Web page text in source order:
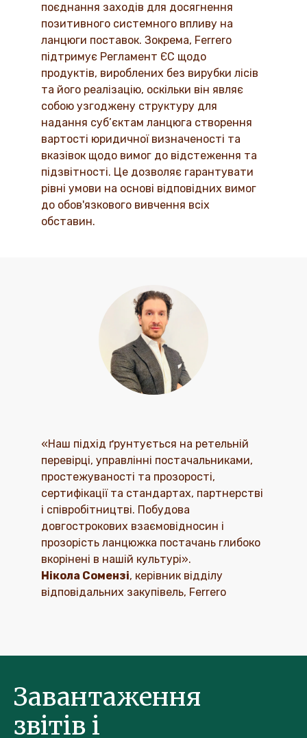
поєднання заходів для досягнення
позитивного системного впливу на
ланцюги поставок. Зокрема, Ferrero
підтримує Регламент ЄС щодо
продуктів, вироблених без вирубки лісів
та його реалізацію, оскільки він являє
собою узгоджену структуру для
надання суб’єктам ланцюга створення
вартості юридичної визначеності та
вказівок щодо вимог до відстеження та
підзвітності. Це дозволяє гарантувати
рівні умови на основі відповідних вимог
до обов'язкового вивчення всіх
обставин.
«Наш підхід ґрунтується на ретельній
перевірці, управлінні постачальниками,
простежуваності та прозорості,
сертифікації та стандартах, партнерстві
і співробітництві. Побудова
довгострокових взаємовідносин і
прозорість ланцюжка постачань глибоко
вкорінені в нашій культурі».
Нікола Сомензі, керівник відділу
відповідальних закупівель, Ferrero
Завантаження
звітів і